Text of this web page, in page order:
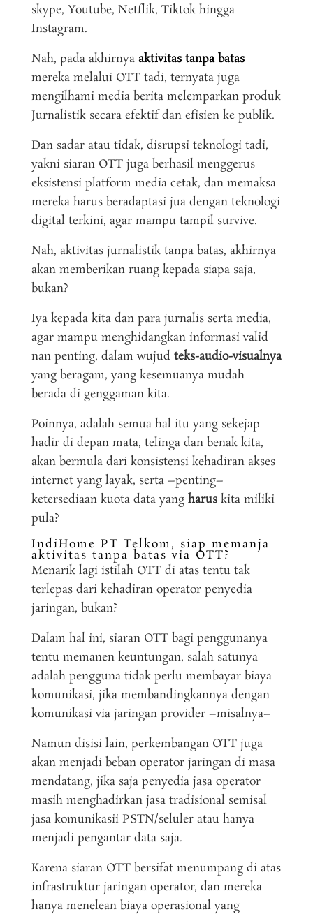
skype, Youtube, Netflik, Tiktok hingga
Instagram.
Nah, pada akhirnya aktivitas tanpa batas
mereka melalui OTT tadi, ternyata juga
mengilhami media berita melemparkan produk
Jurnalistik secara efektif dan efisien ke publik.
Dan sadar atau tidak, disrupsi teknologi tadi,
yakni siaran OTT juga berhasil menggerus
eksistensi platform media cetak, dan memaksa
mereka harus beradaptasi jua dengan teknologi
digital terkini, agar mampu tampil survive.
Nah, aktivitas jurnalistik tanpa batas, akhirnya
akan memberikan ruang kepada siapa saja,
bukan?
Iya kepada kita dan para jurnalis serta media,
agar mampu menghidangkan informasi valid
nan penting, dalam wujud teks-audio-visualnya
yang beragam, yang kesemuanya mudah
berada di genggaman kita.
Poinnya, adalah semua hal itu yang sekejap
hadir di depan mata, telinga dan benak kita,
akan bermula dari konsistensi kehadiran akses
internet yang layak, serta –penting–
ketersediaan kuota data yang harus kita miliki
pula?
IndiHome PT Telkom, siap memanja
aktivitas tanpa batas via OTT?
Menarik lagi istilah OTT di atas tentu tak
terlepas dari kehadiran operator penyedia
jaringan, bukan?
Dalam hal ini, siaran OTT bagi penggunanya
tentu memanen keuntungan, salah satunya
adalah pengguna tidak perlu membayar biaya
komunikasi, jika membandingkannya dengan
komunikasi via jaringan provider –misalnya–
Namun disisi lain, perkembangan OTT juga
akan menjadi beban operator jaringan di masa
mendatang, jika saja penyedia jasa operator
masih menghadirkan jasa tradisional semisal
jasa komunikasii PSTN/seluler atau hanya
menjadi pengantar data saja.
Karena siaran OTT bersifat menumpang di atas
infrastruktur jaringan operator, dan mereka
hanya menelean biaya operasional yang